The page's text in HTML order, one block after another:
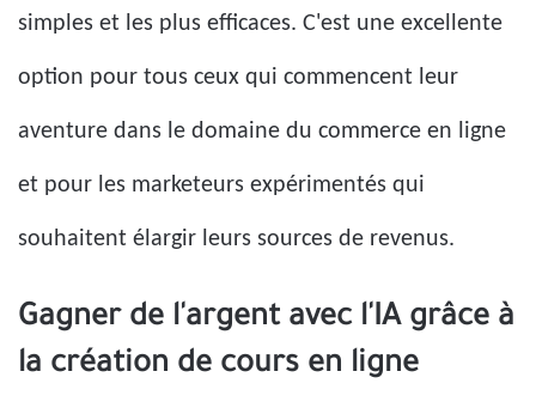
simples et les plus efficaces. C'est une excellente
option pour tous ceux qui commencent leur
aventure dans le domaine du commerce en ligne
et pour les marketeurs expérimentés qui
souhaitent élargir leurs sources de revenus.
Gagner de l'argent avec l'IA grâce à
la création de cours en ligne